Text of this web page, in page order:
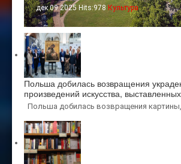
дек 09 2025 Hits:978 Культура
Польша добилась возвращения
произведений искусства,
Польша добилась возвращения